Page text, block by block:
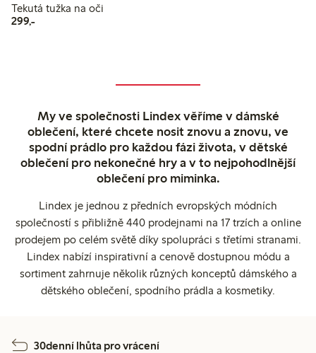
Tekutá tužka na oči
299,-299,00 Kč
My ve společnosti Lindex věříme v dámské
oblečení, které chcete nosit znovu a znovu, ve
spodní prádlo pro každou fázi života, v dětské
oblečení pro nekonečné hry a v to nejpohodlnější
oblečení pro miminka.
Lindex je jednou z předních evropských módních
společností s přibližně 440 prodejnami na 17 trzích a online
prodejem po celém světě díky spolupráci s třetími stranami.
Lindex nabízí inspirativní a cenově dostupnou módu a
sortiment zahrnuje několik různých konceptů dámského a
dětského oblečení, spodního prádla a kosmetiky.
30denní lhůta pro vrácení